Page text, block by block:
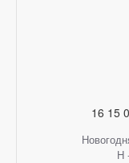
16 15
H